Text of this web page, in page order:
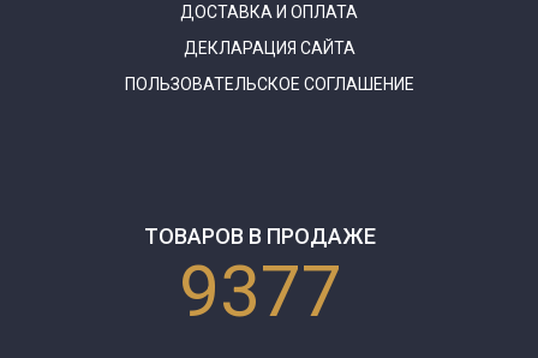
ДОСТАВКА И ОПЛАТА
ДЕКЛАРАЦИЯ САЙТА
ПОЛЬЗОВАТЕЛЬСКОЕ СОГЛАШЕНИЕ
ТОВАРОВ В ПРОДАЖЕ
9377